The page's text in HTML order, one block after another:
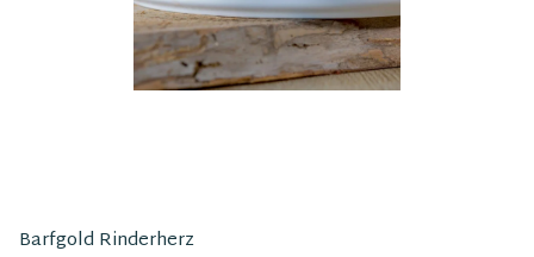
Barfgold Rinderherz